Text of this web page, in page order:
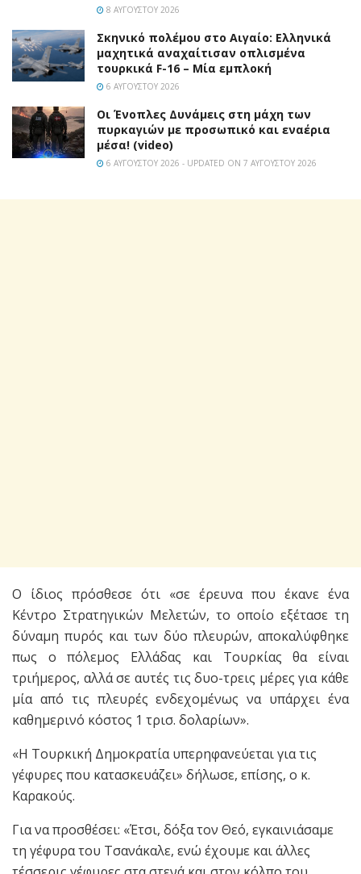
8 ΑΥΓΟΎΣΤΟΥ 2026
Σκηνικό πολέμου στο Αιγαίο: Ελληνικά
μαχητικά αναχαίτισαν οπλισμένα
τουρκικά F-16 – Μία εμπλοκή
6 ΑΥΓΟΎΣΤΟΥ 2026
Οι Ένοπλες Δυνάμεις στη μάχη των
πυρκαγιών με προσωπικό και εναέρια
μέσα! (video)
6 ΑΥΓΟΎΣΤΟΥ 2026 - UPDATED ON 7 ΑΥΓΟΎΣΤΟΥ 2026
Ο ίδιος πρόσθεσε ότι «σε έρευνα που έκανε ένα
Κέντρο Στρατηγικών Μελετών, το οποίο εξέτασε τη
δύναμη πυρός και των δύο πλευρών, αποκαλύφθηκε
πως ο πόλεμος Ελλάδας και Τουρκίας θα είναι
τριήμερος, αλλά σε αυτές τις δυο-τρεις μέρες για κάθε
μία από τις πλευρές ενδεχομένως να υπάρχει ένα
καθημερινό κόστος 1 τρισ. δολαρίων».
«Η Τουρκική Δημοκρατία υπερηφανεύεται για τις
γέφυρες που κατασκευάζει» δήλωσε, επίσης, ο κ.
Καρακούς.
Για να προσθέσει: «Έτσι, δόξα τον Θεό, εγκαινιάσαμε
τη γέφυρα του Τσανάκαλε, ενώ έχουμε και άλλες